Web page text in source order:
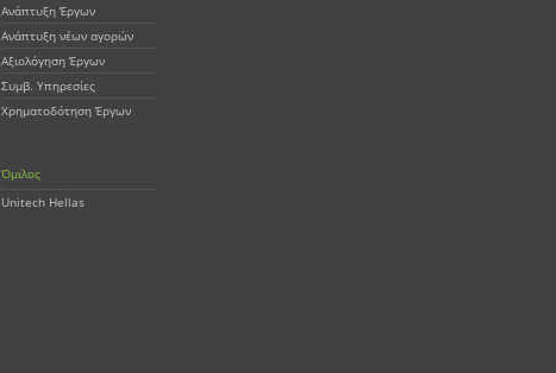
Ανάπτυξη Έργων
Ανάπτυξη νέων αγορών
Αξιολόγηση Έργων
Συμβ. Υπηρεσίες
Χρηματοδότηση Έργων
Όμιλος
Unitech Hellas